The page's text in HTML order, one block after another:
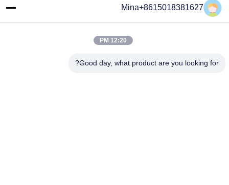
تلفن
86-132-6668-8862
Mina+8615018381627
12:20 PM
Good day, what product are you looking for?